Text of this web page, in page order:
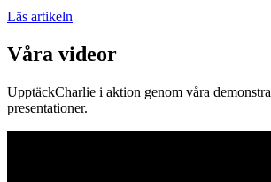
Läs artikeln
Våra videor
UpptäckCharlie i aktion genom våra
presentationer.